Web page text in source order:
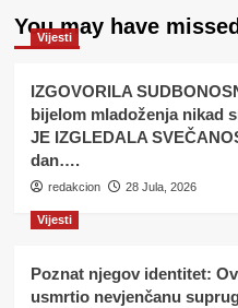
You may have missed
Vijesti
IZGOVORILA
bijelom mladoženja nikad
JE IZGLEDALA
dan….
redakcion 28 Jula, 2026
Vijesti
Poznat njegov identitet:
usmrtio nevjenčanu